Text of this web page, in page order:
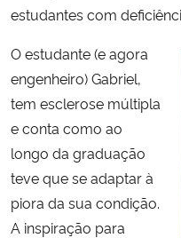
Controladoria-Geral da União
Ministério da Mulher, da Família e
Secretaria-Geral
Secretaria de Governo
Gabinete de Segurança Institucional
estudantes com
O estudante (e agora
engenheiro) Gabriel,
tem esclerose múltipla
e conta como ao
longo da graduação
teve que se adaptar à
piora da sua condição.
A inspiração para